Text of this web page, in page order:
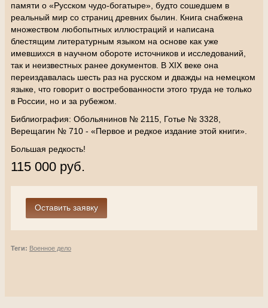
памяти о «Русском чудо-богатыре», будто сошедшем в
реальный мир со страниц древних былин. Книга снабжена
множеством любопытных иллюстраций и написана
блестящим литературным языком на основе как уже
имевшихся в научном обороте источников и исследований,
так и неизвестных ранее документов. В XIX веке она
переиздавалась шесть раз на русском и дважды на немецком
языке, что говорит о востребованности этого труда не только
в России, но и за рубежом.
Библиография: Обольянинов № 2115, Готье № 3328,
Верещагин № 710 - «Первое и редкое издание этой книги».
Большая редкость!
115 000 руб.
Теги: Военное дело